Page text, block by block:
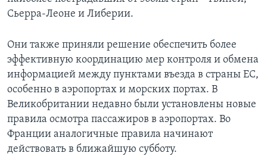
Сьерра-Леоне и Либерии.
Они также приняли решение обеспечить более
эффективную координацию мер контроля и обмена
информацией между пунктами въезда в страны ЕС,
особенно в аэропортах и морских портах. В
Великобритании недавно были установлены новые
правила осмотра пассажиров в аэропортах. Во
Франции аналогичные правила начинают
действовать в ближайшую субботу.